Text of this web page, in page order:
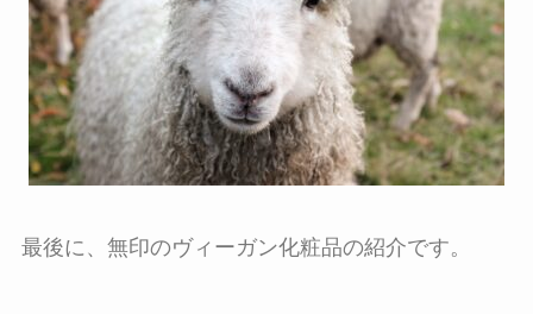
最後に、無印のヴィーガン化粧品の紹介です。